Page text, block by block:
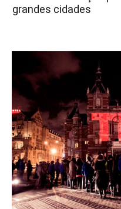
grandes cidades